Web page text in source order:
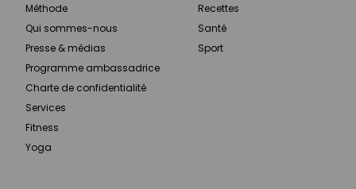
Méthode
Qui sommes-nous
Presse & médias
Programme ambassadrice
Charte de confidentialité
Services
Fitness
Yoga
Recettes
Santé
Sport